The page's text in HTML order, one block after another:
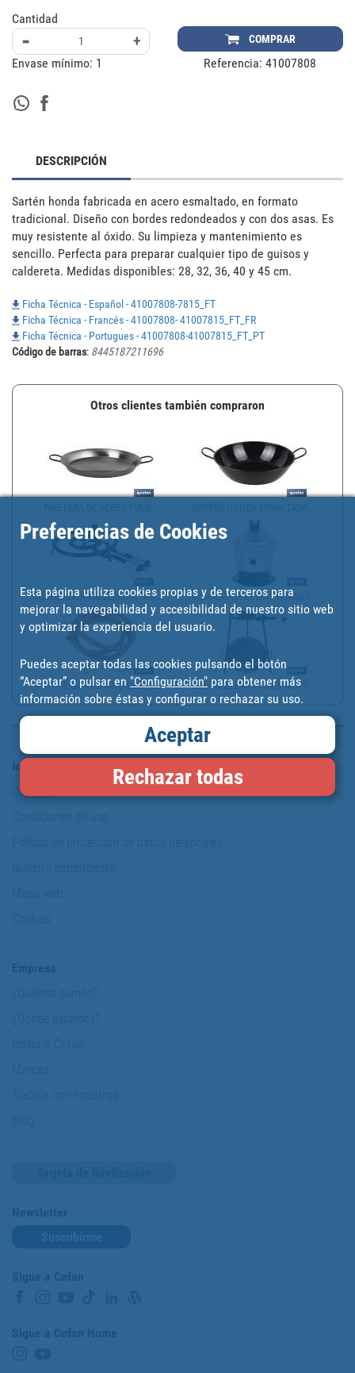
Cantidad
- + COMPRAR
Envase mínimo: 1 Referencia:41007808
DESCRIPCIÓN
Sartén honda fabricada en acero esmaltado, en formato
tradicional. Diseño con bordes redondeados y con dos asas. Es
muy resistente al óxido. Su limpieza y mantenimiento es
sencillo. Perfecta para preparar cualquier tipo de guisos y
caldereta. Medidas disponibles: 28, 32, 36, 40 y 45 cm.
Ficha Técnica - Español - 41007808-7815_FT
Ficha Técnica - Francés - 41007808- 41007815_FT_FR
Ficha Técnica - Portugues - 41007808-41007815_FT_PT
Código de barras: 8445187211696
Otros clientes también compraron
QUEMADOR PAELLERO A GAS... REGULADOR DE GAS BUTANO...
KIT DE GAS BUTANO CON A... KIT PAELLERA + QUEMADOR...
Información y Seguridad
Copyright
Preferencias de Cookies
Esta página utiliza cookies propias y de terceros para
mejorar la navegabilidad y accesibilidad de nuestro sitio web
y optimizar la experiencia del usuario.
Puedes aceptar todas las cookies pulsando el botón
“Aceptar” o pulsar en "Configuración" para obtener más
información sobre éstas y configurar o rechazar su uso.
Aceptar
Rechazar todas